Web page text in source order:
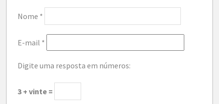
Nome *
E-mail *
Digite uma resposta em números:
3 + vinte =